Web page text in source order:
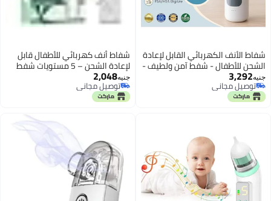
شفاط الأنف الكهربائي القابل لإعادة
الشحن للأطفال - شفط آمن ولطيف -
قوة شفط قابلة للتعديل، مزود
بموسيقى وإضاءة مريحة - عملي
وسهل الاستخدام
جنيه3,292
توصيل مجاني
توصيل مجاني
شفاط أنف كهربائي للأطفال قابل
لإعادة الشحن – 5 مستويات شفط
مع 3 فوهات سيليكون لحديثي
الولادة والرضع
جنيه2,048
توصيل مجاني
توصيل مجاني